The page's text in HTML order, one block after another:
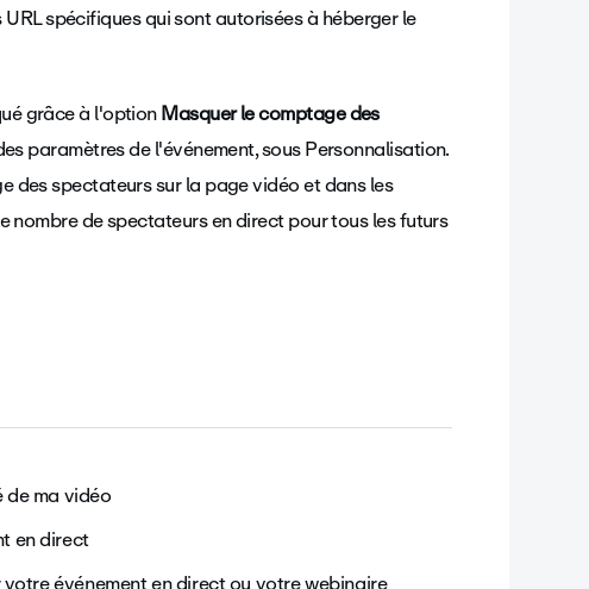
spécifiques qui sont autorisées à héberger le
grâce à l'optionMasquer le comptage des
paramètres de l'événement, sous Personnalisation.
des spectateurs sur la page vidéo et dans les
de spectateurs en direct pour tous les futurs
ma vidéo
en direct